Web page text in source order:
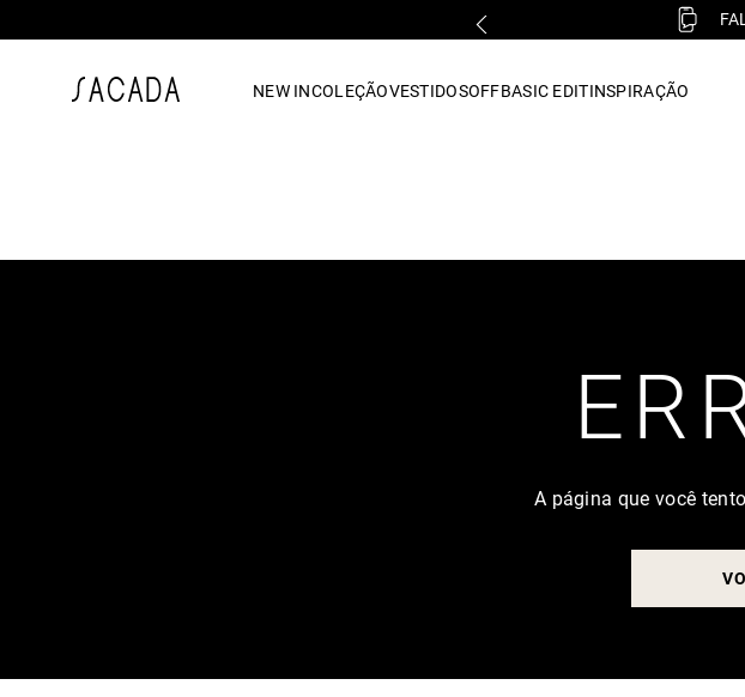
NEW INCOLEÇÃOVESTIDOSOFFBASIC EDITINSPIRAÇÃO
A página que você
vestido midi
7º macacão